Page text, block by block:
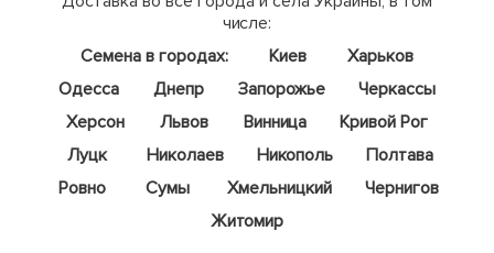
числе:
Семена в городах:
Киев
Харьков
Одесса
Днепр Запорожье
Черкассы
Херсон
Львов Винница
Кривой Рог
Луцк
Николаев Никополь
Полтава
Ровно
Сумы Хмельницкий
Чернигов
Житомир